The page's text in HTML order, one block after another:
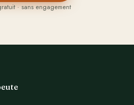
· sans engagement